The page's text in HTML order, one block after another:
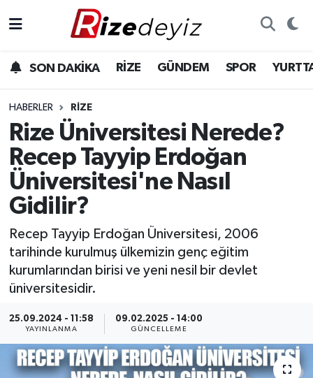
SON DAKİKA RİZE GÜNDEM SPOR
HABERLER RIZE
Rize Üniversitesi Nerede?
Recep Tayyip Erdoğan
Üniversitesi'ne Nasıl
Gidilir?
Recep Tayyip Erdoğan Üniversitesi, 2006
tarihinde kurulmuş ülkemizin genç eğitim
kurumlarından birisi ve yeni nesil bir devlet
üniversitesidir.
25.09.2024 - 11:58
YAYINLANMA
09.02.2025 - 14:00
GÜNCELLEME
Gündem
Yurttan Haberler
Ekonomi
Teknoloji
Sağlık
Rize Hava Durumu
Rize Trafik Yoğunluk Haritası
Süper Lig Puan Durumu ve Fikstür
Tüm Manşetler
Son Dakika Haberleri
Haber Arşivi